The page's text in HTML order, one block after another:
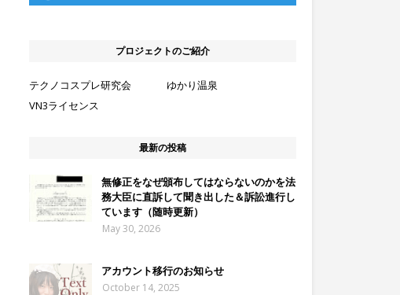
プロジェクトのご紹介
テクノコスプレ研究会
ゆかり温泉
VN3ライセンス
最新の投稿
無修正をなぜ頒布してはならないのかを法
務大臣に直訴して聞き出した＆訴訟進行し
ています（随時更新）
May 30, 2026
アカウント移行のお知らせ
October 14, 2025